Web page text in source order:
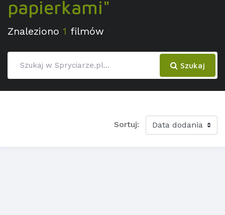
papierkami"
Znaleziono 1 filmów
Szukaj
Sortuj: